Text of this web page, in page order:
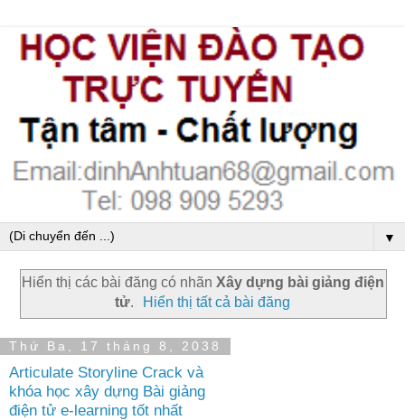
▼
Hiển thị các bài đăng có nhãn Xây dựng bài giảng điện
tử. Hiển thị tất cả bài đăng
Thứ Ba, 17 tháng 8, 2038
Articulate Storyline Crack và
khóa học xây dựng Bài giảng
điện tử e-learning tốt nhất